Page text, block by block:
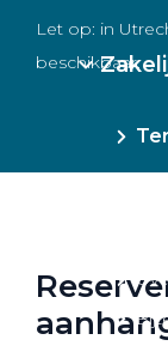
Let op: in
beschikbaar.